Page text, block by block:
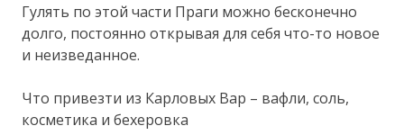
Гулять по этой части Праги можно бесконечно
долго, постоянно открывая для себя что-то новое
и неизведанное.
Что привезти из Карловых Вар – вафли, соль,
косметика и бехеровкa